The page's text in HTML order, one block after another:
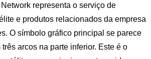
representa o serviço de
e produtos relacionados da empresa
O símbolo gráfico principal se parece
arcos na parte inferior. Este é o